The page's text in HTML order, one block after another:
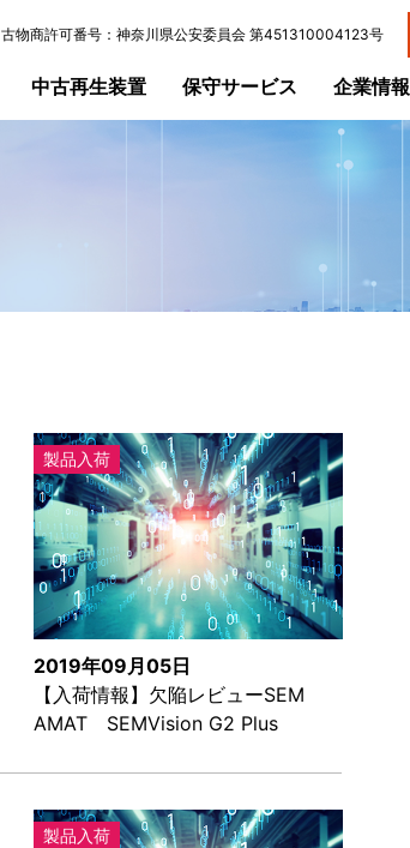
古物商許可番号：神奈川県公安委員会 第451310004123号
中古再生装置 保守サービス 企業情報
2019年09月05日
【入荷情報】欠陥レビューSEM
AMAT SEMVision G2 Plus
製品入荷
製品入荷